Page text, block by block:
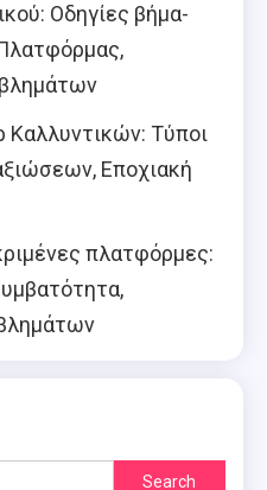
Οδηγίες βήμα-
Καλλυντικών: Τύποι
Εποχιακή
πλατφόρμες:
Search